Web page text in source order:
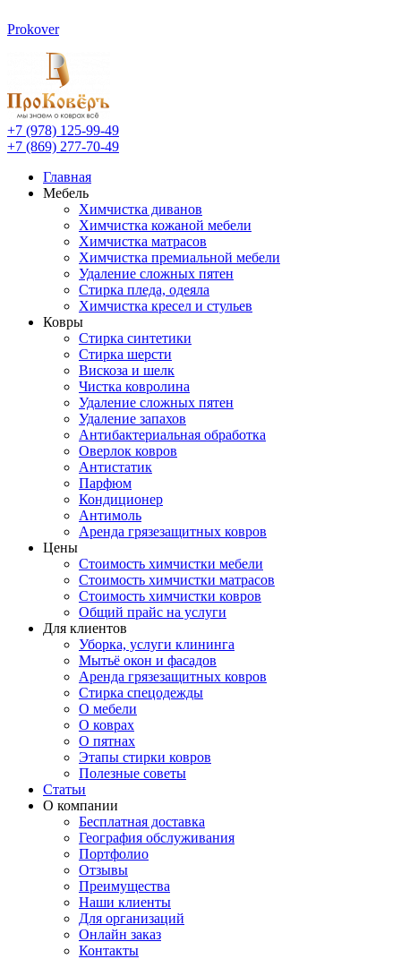
Prokover
+7 (978) 125-99-49
+7 (869) 277-70-49
Главная
Мебель
Химчистка диванов
Химчистка кожаной мебели
Химчистка матрасов
Химчистка премиальной мебели
Удаление сложных пятен
Стирка пледа, одеяла
Химчистка кресел и стульев
Ковры
Стирка синтетики
Стирка шерсти
Вискоза и шелк
Чистка ковролина
Удаление сложных пятен
Удаление запахов
Антибактериальная обработка
Оверлок ковров
Антистатик
Парфюм
Кондиционер
Антимоль
Аренда грязезащитных ковров
Цены
Стоимость химчистки мебели
Стоимость химчистки матрасов
Стоимость химчистки ковров
Общий прайс на услуги
Для клиентов
Уборка, услуги клининга
Мытьё окон и фасадов
Аренда грязезащитных ковров
Стирка спецодежды
О мебели
О коврах
О пятнах
Этапы стирки ковров
Полезные советы
Статьи
О компании
Бесплатная доставка
География обслуживания
Портфолио
Отзывы
Преимущества
Наши клиенты
Для организаций
Онлайн заказ
Контакты